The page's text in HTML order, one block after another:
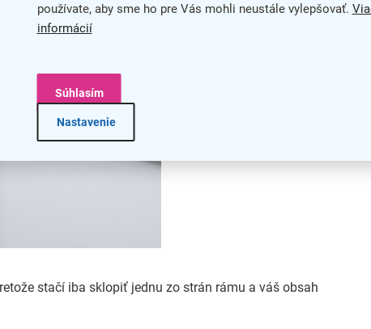
používate, aby sme ho pre Vás mohli neustále vylepšovať.
informácií
Nastavenie
Súhlasím
stačí iba sklopiť jednu zo strán rámu a váš obsah